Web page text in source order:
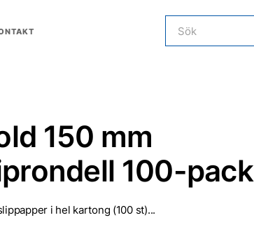
150 mm
100-pack
i hel kartong (100 st)...